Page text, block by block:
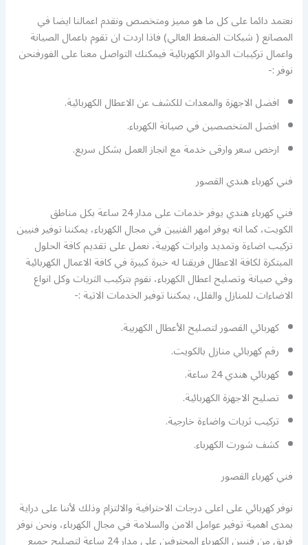
نعتمد دائما على كل ما هو مميز ومتخصص ونقدم اعمالنا ايضا في
المصانع ( شبكات الضغط العالي) فاذا اردت ان تقوم باعمال الصيانة
واعمال تركيبات الدوائر الكهربائية فيمكنك التواصل معنا على الفورفنحن
نوفر :-
افضل الاجهزة والمعدات للكشف عن الاعطال الكهربائية.
افضل المتخصصين في صيانة الكهرباء.
ارخص سعر وارقى خدمة مع انجاز العمل بشكل سريع.
فني كهرباء هندي القصور
فني كهرباء هندي يوفر خدمات على مدار 24 ساعة بكل مناطق
الكويت، كما انه يوفر امهر الفنيين في مجال الكهرباء، يمكننا توفير فنيين
تركيب اضاءة وتمديد وايرات كهربية، نعمل على تقديم كافة الحلول
المبتكرة لكافة الاعطال فريقنا له خبرة كبيرة في كافة الاعمال الكهربائية
وفي صيانة وتصليح اعطال الكهرباء، نقوم بتركيب الثريات وكل انواع
الاضاءات للمنازل والفلل، يمكننا توفير الخدمات الاتية :-
كهربائي القصور لتصليح الأعطال الكهربية.
رقم كهربائي منازل بالكويت.
كهربائي هندي 24 ساعة.
تصليح الاجهزة الكهربائية.
تركيب ثريات واضاءة خارجية.
كشف شورت الكهرباء.
فني كهرباء القصور
نوفر كهربائي على اعلى درجات الاحترافية والالتزام وذلك لأننا على دراية
بمدى اهمية توفير عوامل الامن والسلامة في مجال الكهرباء، ونحن نوفر